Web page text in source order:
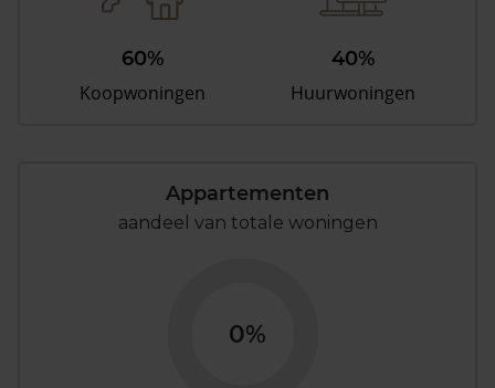
60%
Koopwoningen
40%
Huurwoningen
Appartementen
aandeel van totale woningen
0%